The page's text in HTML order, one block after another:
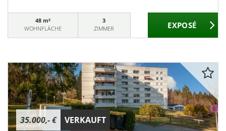
48 m²
WOHNFLÄCHE
3
ZIMMER
35.000,- € VERKAUFT